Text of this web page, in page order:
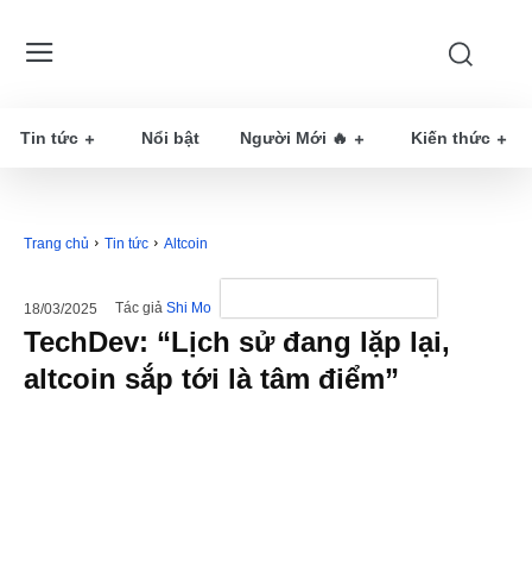
Tin tức Nổi bật Người Mới 🔥 Kiến thức
Trang chủ Tin tức Altcoin
18/03/2025 Tác giả Shi Mo
TechDev: “Lịch sử đang lặp lại,
altcoin sắp tới là tâm điểm”